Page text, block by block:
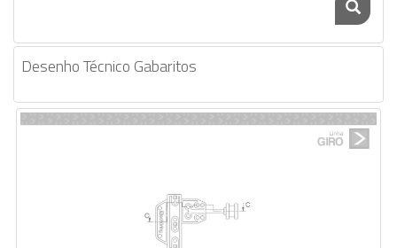
Desenho Técnico Gabaritos